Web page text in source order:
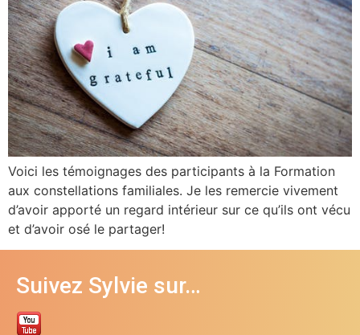
Voici les témoignages des participants à la Formation
aux constellations familiales. Je les remercie vivement
d’avoir apporté un regard intérieur sur ce qu’ils ont vécu
et d’avoir osé le partager!
Suivez Sylvie sur…